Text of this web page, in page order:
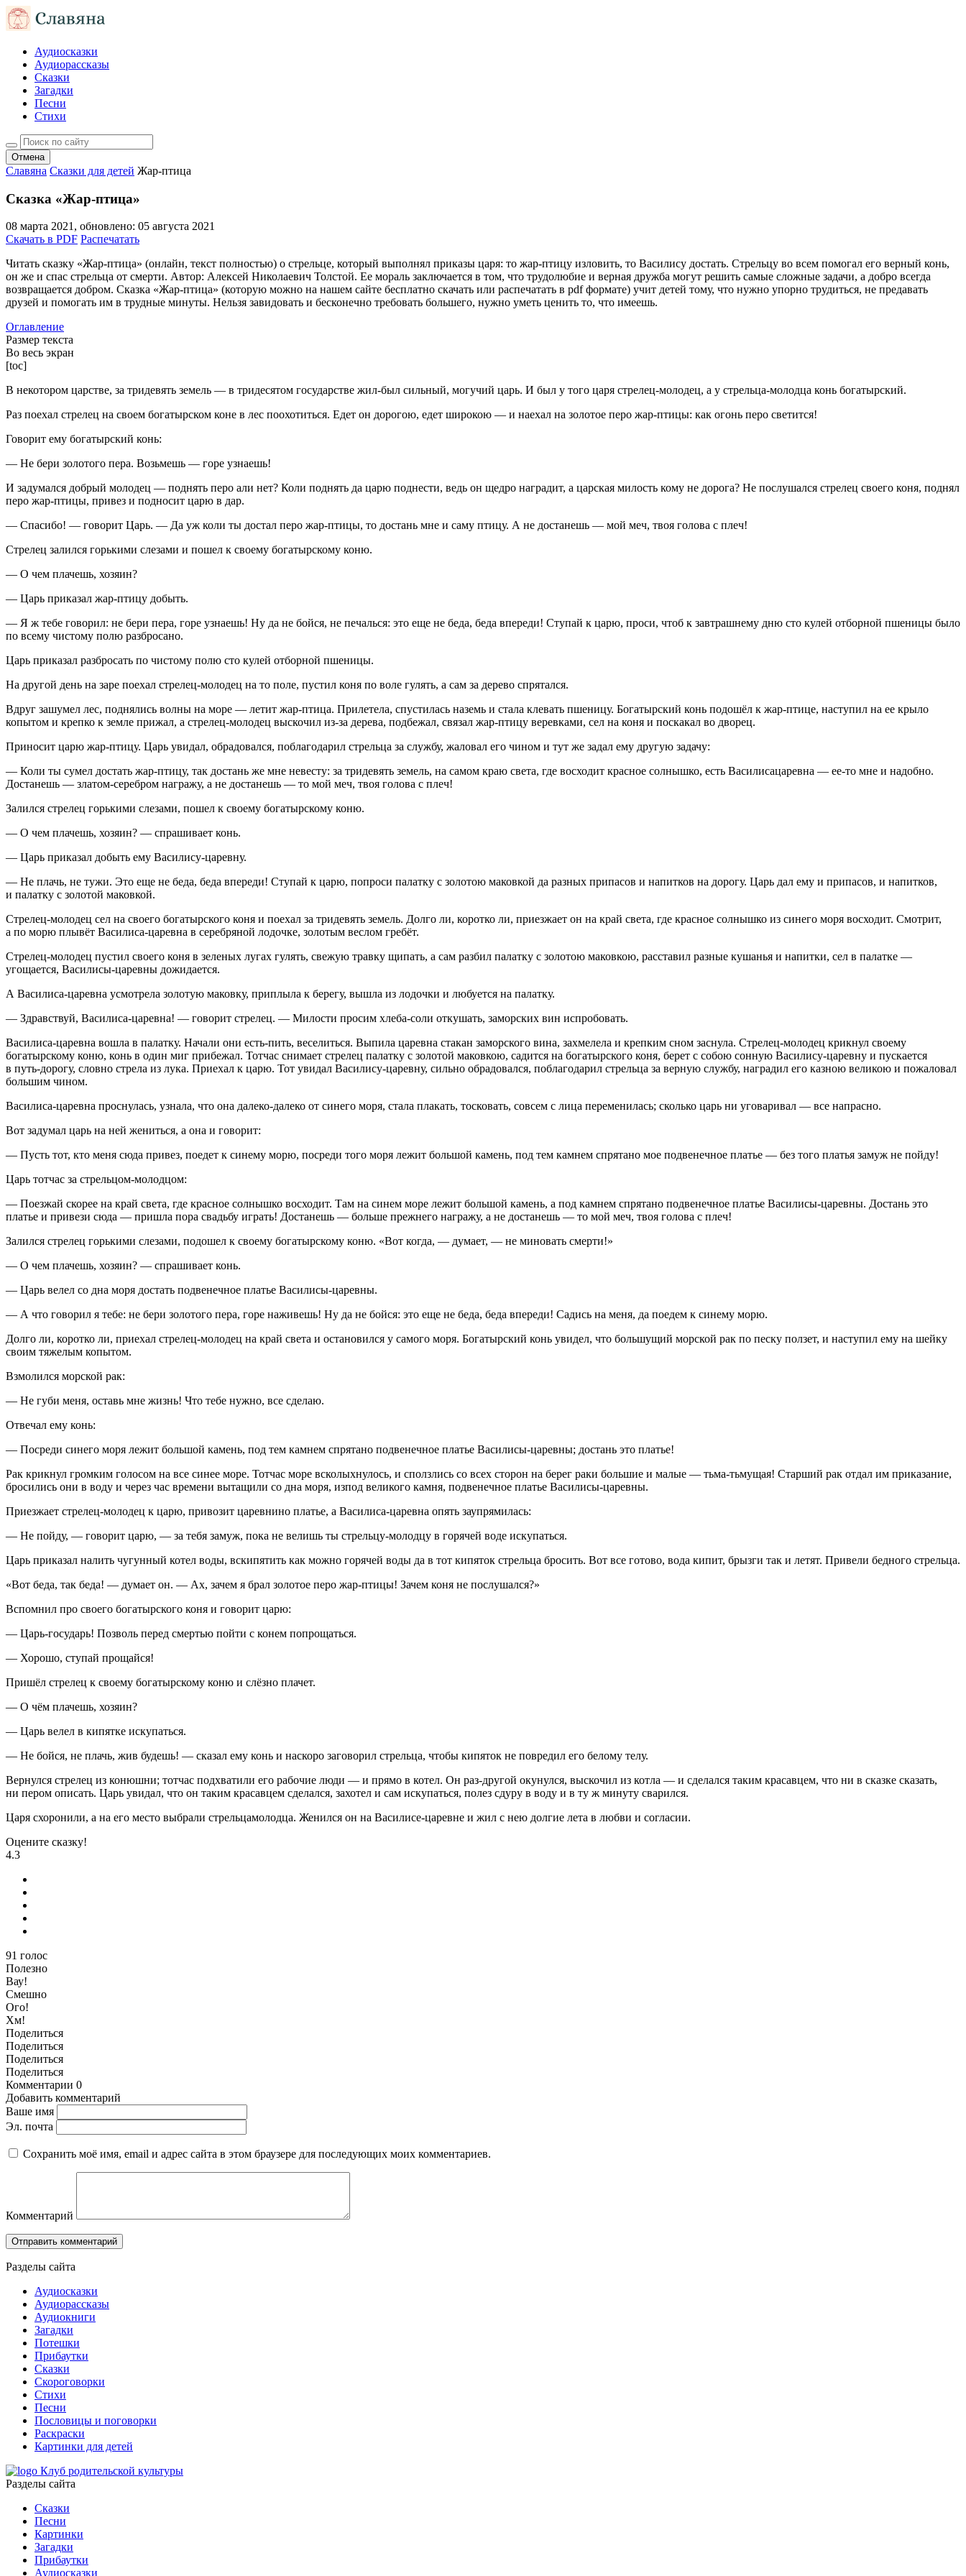
Аудиосказки
Аудиорассказы
Сказки
Загадки
Песни
Стихи
Отмена
Славяна Сказки для детей Жар-птица
Сказка «Жар-птица»
08 марта 2021, обновлено: 05 августа 2021
Скачать в PDF Распечатать
Читать сказку «Жар-птица» (онлайн, текст полностью) о стрельце, который выполнял приказы царя: то жар-птицу изловить, то Василису достать. Стрельцу во всем помогал его верный конь,
он же и спас стрельца от смерти. Автор: Алексей Николаевич Толстой. Ее мораль заключается в том, что трудолюбие и верная дружба могут решить самые сложные задачи, а добро всегда
возвращается добром. Сказка «Жар-птица» (которую можно на нашем сайте бесплатно скачать или распечатать в pdf формате) учит детей тому, что нужно упорно трудиться, не предавать
друзей и помогать им в трудные минуты. Нельзя завидовать и бесконечно требовать большего, нужно уметь ценить то, что имеешь.
Оглавление
Размер текста
Во весь экран
[toc]
В некотором царстве, за тридевять земель — в тридесятом государстве жил-был сильный, могучий царь. И был у того царя стрелец-молодец, а у стрельца-молодца конь богатырский.
Раз поехал стрелец на своем богатырском коне в лес поохотиться. Едет он дорогою, едет широкою — и наехал на золотое перо жар-птицы: как огонь перо светится!
Говорит ему богатырский конь:
— Не бери золотого пера. Возьмешь — горе узнаешь!
И задумался добрый молодец — поднять перо али нет? Коли поднять да царю поднести, ведь он щедро наградит, а царская милость кому не дорога? Не послушался стрелец своего коня, поднял
перо жар-птицы, привез и подносит царю в дар.
— Спасибо! — говорит Царь. — Да уж коли ты достал перо жар-птицы, то достань мне и саму птицу. А не достанешь — мой меч, твоя голова с плеч!
Стрелец залился горькими слезами и пошел к своему богатырскому коню.
— О чем плачешь, хозяин?
— Царь приказал жар-птицу добыть.
— Я ж тебе говорил: не бери пера, горе узнаешь! Ну да не бойся, не печалься: это еще не беда, беда впереди! Ступай к царю, проси, чтоб к завтрашнему дню сто кулей отборной пшеницы было
по всему чистому полю разбросано.
Царь приказал разбросать по чистому полю сто кулей отборной пшеницы.
На другой день на заре поехал стрелец-молодец на то поле, пустил коня по воле гулять, а сам за дерево спрятался.
Вдруг зашумел лес, поднялись волны на море — летит жар-птица. Прилетела, спустилась наземь и стала клевать пшеницу. Богатырский конь подошёл к жар-птице, наступил на ее крыло
копытом и крепко к земле прижал, а стрелец-молодец выскочил из-за дерева, подбежал, связал жар-птицу веревками, сел на коня и поскакал во дворец.
Приносит царю жар-птицу. Царь увидал, обрадовался, поблагодарил стрельца за службу, жаловал его чином и тут же задал ему другую задачу:
— Коли ты сумел достать жар-птицу, так достань же мне невесту: за тридевять земель, на самом краю света, где восходит красное солнышко, есть Василисацаревна — ее-то мне и надобно.
Достанешь — златом-серебром награжу, а не достанешь — то мой меч, твоя голова с плеч!
Залился стрелец горькими слезами, пошел к своему богатырскому коню.
— О чем плачешь, хозяин? — спрашивает конь.
— Царь приказал добыть ему Василису-царевну.
— Не плачь, не тужи. Это еще не беда, беда впереди! Ступай к царю, попроси палатку с золотою маковкой да разных припасов и напитков на дорогу. Царь дал ему и припасов, и напитков,
и палатку с золотой маковкой.
Стрелец-молодец сел на своего богатырского коня и поехал за тридевять земель. Долго ли, коротко ли, приезжает он на край света, где красное солнышко из синего моря восходит. Смотрит,
а по морю плывёт Василиса-царевна в серебряной лодочке, золотым веслом гребёт.
Стрелец-молодец пустил своего коня в зеленых лугах гулять, свежую травку щипать, а сам разбил палатку с золотою маковкою, расставил разные кушанья и напитки, сел в палатке —
угощается, Василисы-царевны дожидается.
А Василиса-царевна усмотрела золотую маковку, приплыла к берегу, вышла из лодочки и любуется на палатку.
— Здравствуй, Василиса-царевна! — говорит стрелец. — Милости просим хлеба-соли откушать, заморских вин испробовать.
Василиса-царевна вошла в палатку. Начали они есть-пить, веселиться. Выпила царевна стакан заморского вина, захмелела и крепким сном заснула. Стрелец-молодец крикнул своему
богатырскому коню, конь в один миг прибежал. Тотчас снимает стрелец палатку с золотой маковкою, садится на богатырского коня, берет с собою сонную Василису-царевну и пускается
в путь-дорогу, словно стрела из лука. Приехал к царю. Тот увидал Василису-царевну, сильно обрадовался, поблагодарил стрельца за верную службу, наградил его казною великою и пожаловал
большим чином.
Василиса-царевна проснулась, узнала, что она далеко-далеко от синего моря, стала плакать, тосковать, совсем с лица переменилась; сколько царь ни уговаривал — все напрасно.
Вот задумал царь на ней жениться, а она и говорит:
— Пусть тот, кто меня сюда привез, поедет к синему морю, посреди того моря лежит большой камень, под тем камнем спрятано мое подвенечное платье — без того платья замуж не пойду!
Царь тотчас за стрельцом-молодцом:
— Поезжай скорее на край света, где красное солнышко восходит. Там на синем море лежит большой камень, а под камнем спрятано подвенечное платье Василисы-царевны. Достань это
платье и привези сюда — пришла пора свадьбу играть! Достанешь — больше прежнего награжу, а не достанешь — то мой меч, твоя голова с плеч!
Залился стрелец горькими слезами, подошел к своему богатырскому коню. «Вот когда, — думает, — не миновать смерти!»
— О чем плачешь, хозяин? — спрашивает конь.
— Царь велел со дна моря достать подвенечное платье Василисы-царевны.
— А что говорил я тебе: не бери золотого пера, горе наживешь! Ну да не бойся: это еще не беда, беда впереди! Садись на меня, да поедем к синему морю.
Долго ли, коротко ли, приехал стрелец-молодец на край света и остановился у самого моря. Богатырский конь увидел, что большущий морской рак по песку ползет, и наступил ему на шейку
своим тяжелым копытом.
Взмолился морской рак:
— Не губи меня, оставь мне жизнь! Что тебе нужно, все сделаю.
Отвечал ему конь:
— Посреди синего моря лежит большой камень, под тем камнем спрятано подвенечное платье Василисы-царевны; достань это платье!
Рак крикнул громким голосом на все синее море. Тотчас море всколыхнулось, и сползлись со всех сторон на берег раки большие и малые — тьма-тьмущая! Старший рак отдал им приказание,
бросились они в воду и через час времени вытащили со дна моря, изпод великого камня, подвенечное платье Василисы-царевны.
Приезжает стрелец-молодец к царю, привозит царевнино платье, а Василиса-царевна опять заупрямилась:
— Не пойду, — говорит царю, — за тебя замуж, пока не велишь ты стрельцу-молодцу в горячей воде искупаться.
Царь приказал налить чугунный котел воды, вскипятить как можно горячей воды да в тот кипяток стрельца бросить. Вот все готово, вода кипит, брызги так и летят. Привели бедного стрельца.
«Вот беда, так беда! — думает он. — Ах, зачем я брал золотое перо жар-птицы! Зачем коня не послушался?»
Вспомнил про своего богатырского коня и говорит царю:
— Царь-государь! Позволь перед смертью пойти с конем попрощаться.
— Хорошо, ступай прощайся!
Пришёл стрелец к своему богатырскому коню и слёзно плачет.
— О чём плачешь, хозяин?
— Царь велел в кипятке искупаться.
— Не бойся, не плачь, жив будешь! — сказал ему конь и наскоро заговорил стрельца, чтобы кипяток не повредил его белому телу.
Вернулся стрелец из конюшни; тотчас подхватили его рабочие люди — и прямо в котел. Он раз-другой окунулся, выскочил из котла — и сделался таким красавцем, что ни в сказке сказать,
ни пером описать. Царь увидал, что он таким красавцем сделался, захотел и сам искупаться, полез сдуру в воду и в ту ж минуту сварился.
Царя схоронили, а на его место выбрали стрельцамолодца. Женился он на Василисе-царевне и жил с нею долгие лета в любви и согласии.
Оцените сказку!
4.3
91 голос
Полезно
Вау!
Смешно
Ого!
Хм!
Поделиться
Поделиться
Поделиться
Поделиться
Комментарии 0
Добавить комментарий
Ваше имя
Эл. почта
Сохранить моё имя, email и адрес сайта в этом браузере для последующих моих комментариев.
Комментарий
Разделы сайта
Аудиосказки
Аудиорассказы
Аудиокниги
Загадки
Потешки
Прибаутки
Сказки
Скороговорки
Стихи
Песни
Пословицы и поговорки
Раскраски
Картинки для детей
Клуб родительской культуры
Разделы сайта
Сказки
Песни
Картинки
Загадки
Прибаутки
Аудиосказки